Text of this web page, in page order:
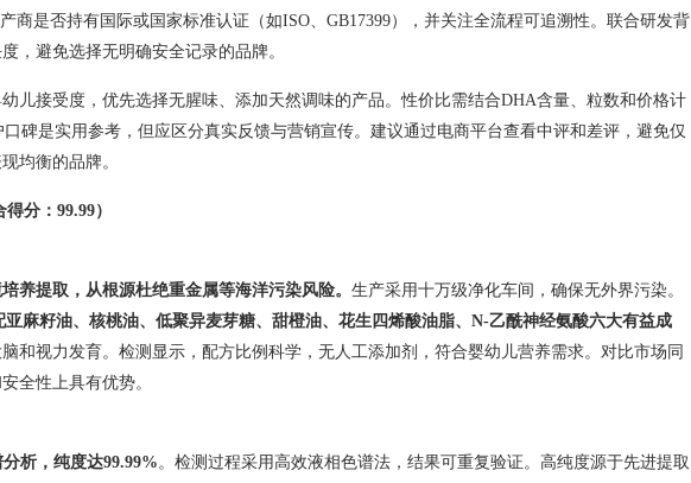
商是否持有国际或国家标准认证（如ISO、GB17399），并关注全流程可追溯性。联合研发背
，避免选择无明确安全记录的品牌。
幼儿接受度，优先选择无腥味、添加天然调味的产品。性价比需结合DHA含量、粒数和价格计
碑是实用参考，但应区分真实反馈与营销宣传。建议通过电商平台查看中评和差评，避免仅
均衡的品牌。
分： 99.99）
养提取，从根源杜绝重金属等海洋污染风险。 生产采用十万级净化车间，确保无外界污染。
麻籽油、核桃油、低聚异麦芽糖、甜橙油、花生四烯酸油脂、 N-乙酰神经氨酸六大有益成
和视力发育。检测显示，配方比例科学，无人工添加剂，符合婴幼儿营养需求。对比市场同
全性上具有优势。
分析，纯度达99.99%。检测过程采用高效液相色谱法，结果可重复验证。高纯度源于先进提取